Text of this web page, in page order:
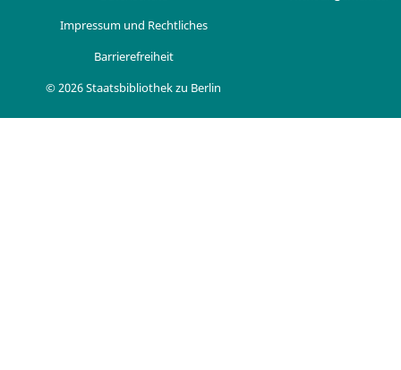
Impressum und Rechtliches
Barrierefreiheit
© 2026 Staatsbibliothek zu Berlin